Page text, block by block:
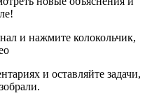
и нажмите колокольчик,
и оставляйте задачи,